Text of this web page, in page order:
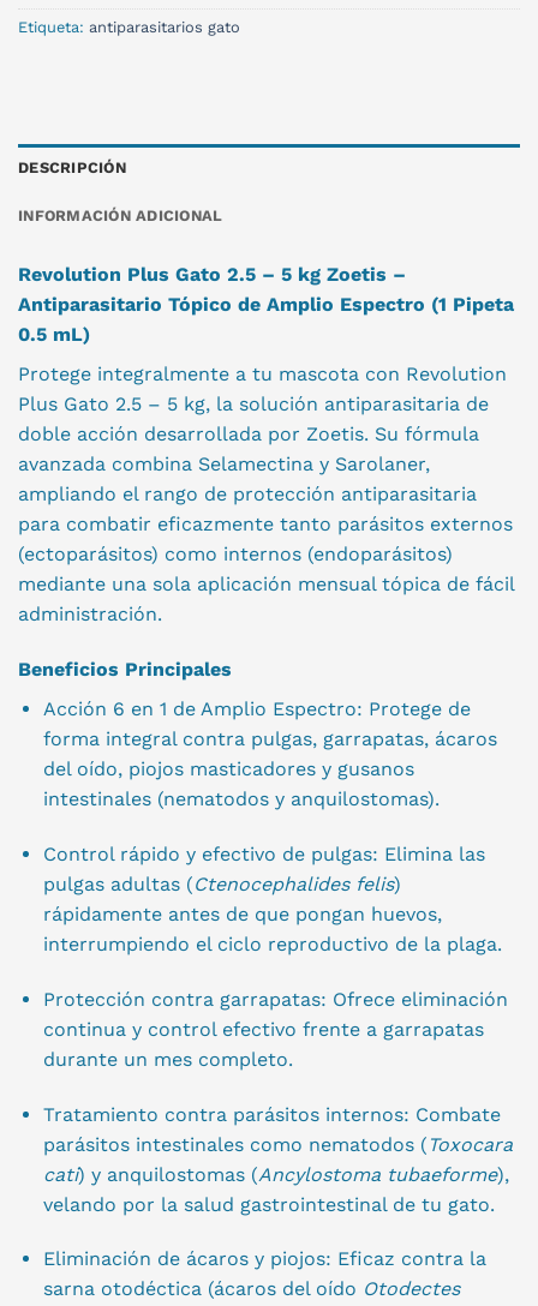
Etiqueta: antiparasitarios gato
DESCRIPCIÓN
INFORMACIÓN ADICIONAL
Revolution Plus Gato 2.5 – 5 kg Zoetis –
Antiparasitario Tópico de Amplio Espectro (1 Pipeta
0.5 mL)
Protege integralmente a tu mascota con Revolution
Plus Gato 2.5 – 5 kg, la solución antiparasitaria de
doble acción desarrollada por Zoetis. Su fórmula
avanzada combina Selamectina y Sarolaner,
ampliando el rango de protección antiparasitaria
para combatir eficazmente tanto parásitos externos
(ectoparásitos) como internos (endoparásitos)
mediante una sola aplicación mensual tópica de fácil
administración.
Beneficios Principales
Acción 6 en 1 de Amplio Espectro: Protege de
forma integral contra pulgas, garrapatas, ácaros
del oído, piojos masticadores y gusanos
intestinales (nematodos y anquilostomas).
Control rápido y efectivo de pulgas: Elimina las
pulgas adultas (Ctenocephalides felis)
rápidamente antes de que pongan huevos,
interrumpiendo el ciclo reproductivo de la plaga.
Protección contra garrapatas: Ofrece eliminación
continua y control efectivo frente a garrapatas
durante un mes completo.
Tratamiento contra parásitos internos: Combate
parásitos intestinales como nematodos ( Toxocara
cati) y anquilostomas (Ancylostoma tubaeforme),
velando por la salud gastrointestinal de tu gato.
Eliminación de ácaros y piojos: Eficaz contra la
sarna otodéctica (ácaros del oído Otodectes